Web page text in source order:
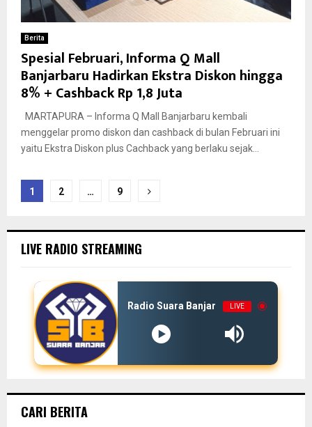
Berita
Spesial Februari, Informa Q Mall
Banjarbaru Hadirkan Ekstra Diskon hingga
8% + Cashback Rp 1,8 Juta
MARTAPURA – Informa Q Mall Banjarbaru kembali
menggelar promo diskon dan cashback di bulan Februari ini
yaitu Ekstra Diskon plus Cachback yang berlaku sejak...
Paginasi
1 2 … 9
LIVE RADIO STREAMING
Radio Suara Banjar LIVE
CARI BERITA